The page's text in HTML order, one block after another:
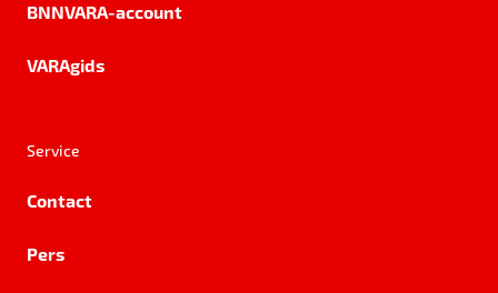
BNNVARA-account
VARAgids
Service
Contact
Pers